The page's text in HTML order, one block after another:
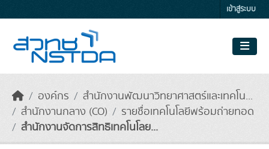
เข้าสู่ระบบ
องค์กร
สำนักงานพัฒนาวิทยาศาสตร์และเทคโน...
สำนักงานกลาง (CO)
รายชื่อเทคโนโลยีพร้อมถ่ายทอด
สำนักงานจัดการสิทธิเทคโนโลย...